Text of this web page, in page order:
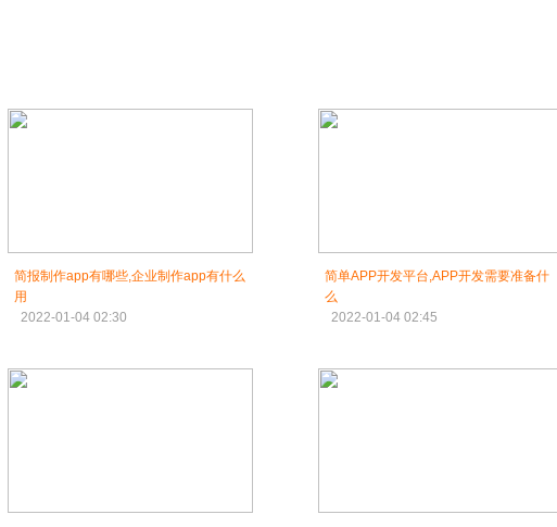
简报制作app有哪些,企业制作app有什么
用
2022-01-04 02:30
简单APP开发平台,APP开发需要准备什
么
2022-01-04 02:45